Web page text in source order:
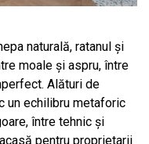
naturală, ratanul și
moale și aspru, între
Alături de
un echilibru metaforic
între tehnic și
pentru proprietarii